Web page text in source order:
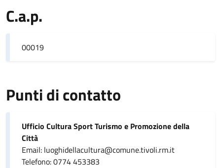
C.a.p.
00019
Punti di contatto
Ufficio Cultura Sport Turismo e Promozione della
Città
Email: luoghidellacultura@comune.tivoli.rm.it
Telefono: 0774 453383